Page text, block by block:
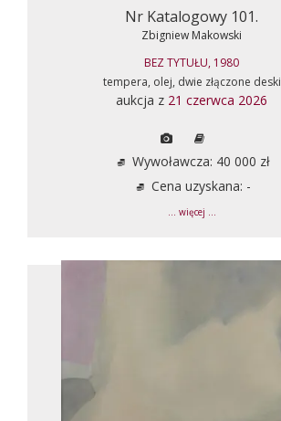
Nr Katalogowy 101.
Zbigniew Makowski
BEZ TYTUŁU, 1980
tempera, olej, dwie złączone deski
aukcja z 21 czerwca 2026
Wywoławcza: 40 000 zł
Cena uzyskana: -
... więcej ...